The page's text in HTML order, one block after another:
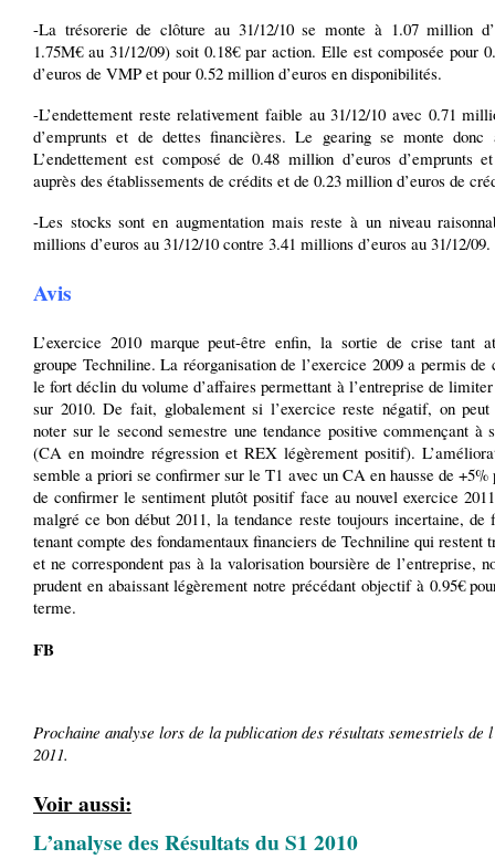
-La trésorerie de clôture au 31/12/10 se monte à 1.07 million
1.75M€ au 31/12/09) soit 0.18€ par action. Elle est composée pour
d’euros de VMP et pour 0.52 million d’euros en disponibilités.
-L’endettement reste relativement faible au 31/12/10 avec 0.71
d’emprunts et de dettes financières. Le gearing se monte donc
L’endettement est composé de 0.48 million d’euros d’emprunts
auprès des établissements de crédits et de 0.23 million d’euros de
-Les stocks sont en augmentation mais reste à un niveau
millions d’euros au 31/12/10 contre 3.41 millions d’euros au 31/12/09.
Avis
L’exercice 2010 marque peut-être enfin, la sortie de crise tant
groupe Techniline. La réorganisation de l’exercice 2009 a permis de
le fort déclin du volume d’affaires permettant à l’entreprise de
sur 2010. De fait, globalement si l’exercice reste négatif, on peut
noter sur le second semestre une tendance positive commençant à
(CA en moindre régression et REX légèrement positif).
semble a priori se confirmer sur le T1 avec un CA en hausse de +5%
de confirmer le sentiment plutôt positif face au nouvel exercice
malgré ce bon début 2011, la tendance reste toujours incertaine, de
tenant compte des fondamentaux financiers de Techniline qui restent
et ne correspondent pas à la valorisation boursière de l’entreprise,
prudent en abaissant légèrement notre précédant objectif à 0.95€
terme.
FB
Prochaine analyse lors de la publication des résultats semestriels de
2011.
Voir aussi:
L’analyse des Résultats du S1 2010